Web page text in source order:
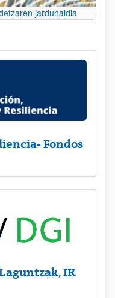
jardunaldia
Fondos
IK